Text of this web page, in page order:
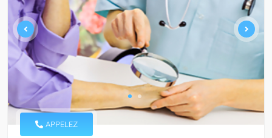
APPELEZ